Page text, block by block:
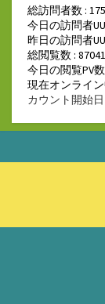
総訪問者数 :
今日の訪問者
昨日の訪問者
総閲覧数 :
今日の閲覧PV
現在オンライ
カウント開始日